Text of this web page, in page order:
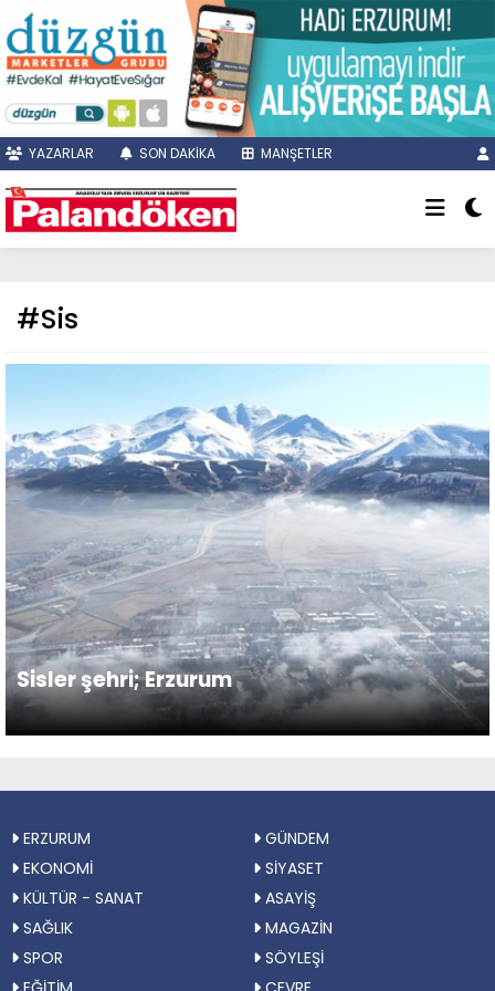
YAZARLAR SON DAKİKA MANŞETLER
#Sis
Sisler şehri; Erzurum
ERZURUM
GÜNDEM
EKONOMİ
SİYASET
KÜLTÜR - SANAT
ASAYİŞ
SAĞLIK
MAGAZİN
SPOR
SÖYLEŞİ